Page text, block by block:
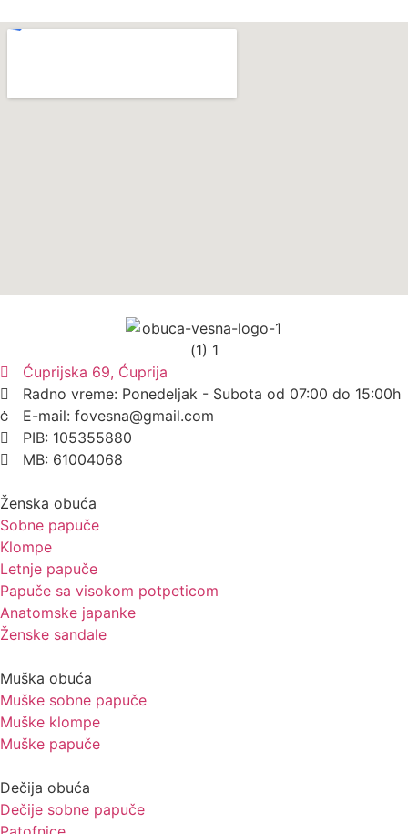
Ćuprijska 69, Ćuprija
Radno vreme: Ponedeljak - Subota od 07:00 do 15:00h
E-mail: fovesna@gmail.com
PIB: 105355880
MB: 61004068
Ženska obuća
Sobne papuče
Klompe
Letnje papuče
Papuče sa visokom potpeticom
Anatomske japanke
Ženske sandale
Muška obuća
Muške sobne papuče
Muške klompe
Muške papuče
Dečija obuća
Dečije sobne papuče